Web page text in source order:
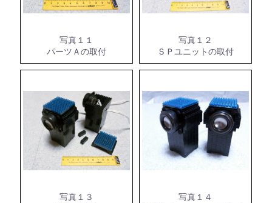
写真１１
パーツＡの取付
写真１２
ＳＰユニットの取付
写真１３
写真１４